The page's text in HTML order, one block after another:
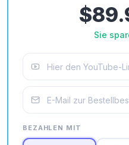
Sie
BEZAHLEN MIT